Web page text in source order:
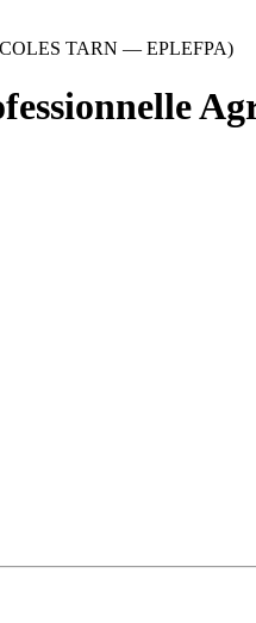
TARN — EPLEFPA)